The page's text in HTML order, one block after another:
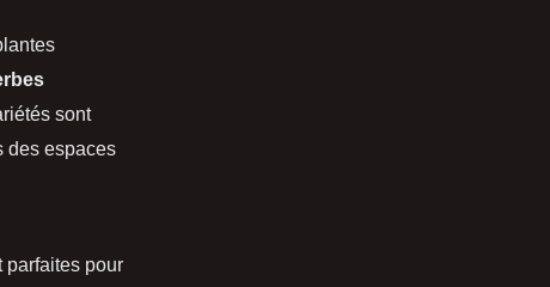
sont
des espaces
parfaites pour